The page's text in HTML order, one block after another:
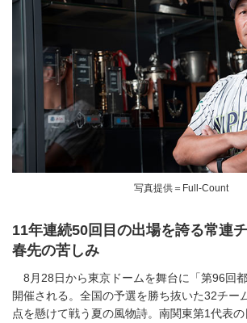
写真提供＝Full-Count
11年連続50回目の出場を誇る常連
春先の苦しみ
8月28日から東京ドームを舞台に「第96回
開催される。全国の予選を勝ち抜いた32チー
点を懸けて戦う夏の風物詩。南関東第1代表